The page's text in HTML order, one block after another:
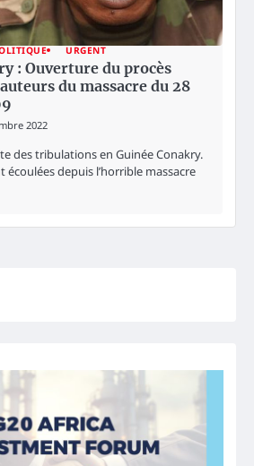
URGENT
: Ouverture du procès
du massacre du 28
2022
des tribulations en Guinée Conakry.
écoulées depuis l’horrible massacre